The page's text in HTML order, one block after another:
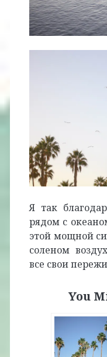
Я так
рядом с
этой мощной
соленом
все свои
You